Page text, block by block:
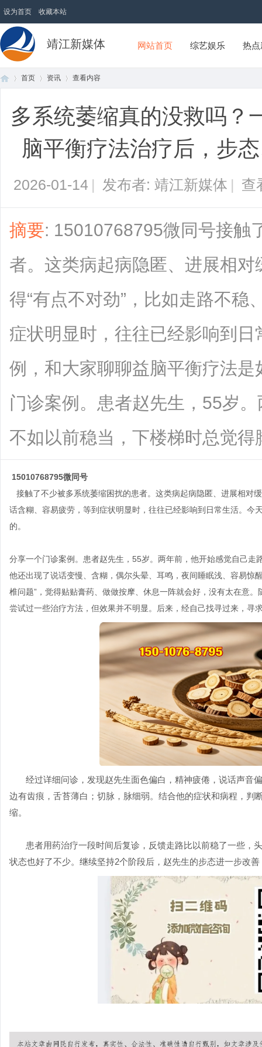
设为首页 收藏本站
靖江新媒体 网站首页 综艺娱乐 热
首页 资讯
›
查看内容
多系统萎缩真的没救吗？
脑平衡疗法治疗后，步
2026-01-14 | 发布者: 靖江新媒体 | 查
摘要: 15010768795微同号接触
者。这类病起病隐匿、进展相
得“有点不对劲”，比如走路不稳
症状明显时，往往已经影响到
例，和大家聊聊益脑平衡疗法
门诊案例。患者赵先生，55岁
不如以前稳当，下楼梯时总觉得
15010768795微同号
接触了不少被多系统萎缩困扰的患者。这类病起病隐匿、进展相对
话含糊、容易疲劳，等到症状明显时，往往已经影响到日常生活。今
的。
分享一个门诊案例。患者赵先生，55岁。两年前，他开始感觉自己
他还出现了说话变慢、含糊，偶尔头晕、耳鸣，夜间睡眠浅、容易惊
椎问题”，觉得贴贴膏药、做做按摩、休息一阵就会好，没有太在意
尝试过一些治疗方法，但效果并不明显。后来，经自己找寻过来，寻
经过详细问诊，发现赵先生面色偏白，精神疲倦，说话声音
边有齿痕，舌苔薄白；切脉，脉细弱。结合他的症状和病程，判
缩。
患者用药治疗一段时间后复诊，反馈走路比以前稳了一些，
状态也好了不少。继续坚持2个阶段后，赵先生的步态进一步改